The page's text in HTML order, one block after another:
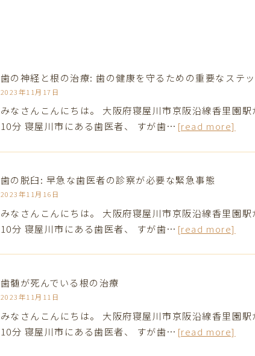
歯の神経と根の治療: 歯の健康を守るための重要なステ
2023年11月17日
みなさんこんにちは。 大阪府寝屋川市京阪沿線香里園
10分 寝屋川市にある歯医者、 すが歯… [read more]
歯の脱臼: 早急な歯医者の診察が必要な緊急事態
2023年11月16日
みなさんこんにちは。 大阪府寝屋川市京阪沿線香里園
10分 寝屋川市にある歯医者、 すが歯… [read more]
歯髄が死んでいる根の治療
2023年11月11日
みなさんこんにちは。 大阪府寝屋川市京阪沿線香里園
10分 寝屋川市にある歯医者、 すが歯… [read more]